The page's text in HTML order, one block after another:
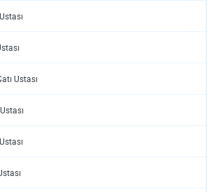
Ustası